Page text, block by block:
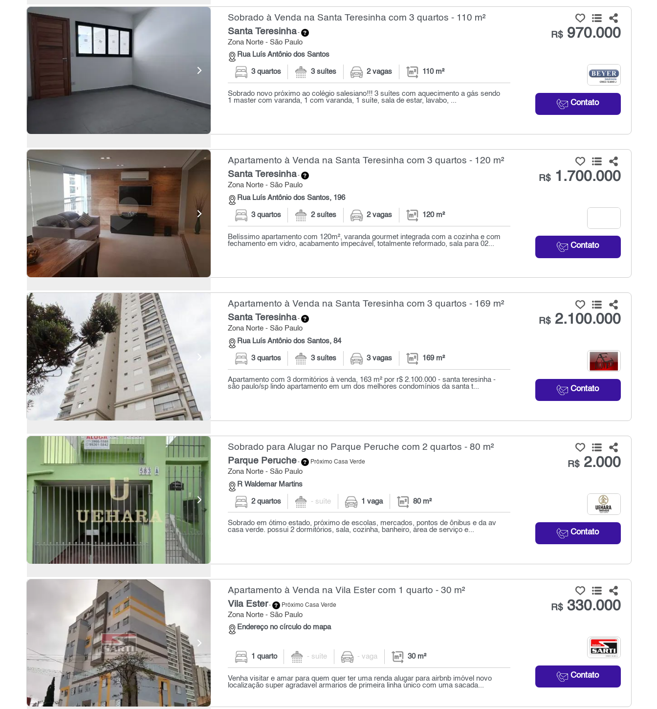
Sobrado à Venda na Santa Teresinha com 3 quartos - 110 m²
Santa Teresinha-
Zona Norte - São Paulo
Rua Luís Antônio dos Santos
R$970.000
Contato
3 quartos 3 suítes 2 vagas 110 m²
Sobrado novo próximo ao colégio salesiano!!! 3 suítes com aquecimento a gás sendo
1 master com varanda, 1 com varanda, 1 suíte, sala de estar, lavabo, ...
Apartamento à Venda na Santa Teresinha com 3 quartos - 120 m²
Santa Teresinha-
Zona Norte - São Paulo
Rua Luís Antônio dos Santos, 196
R$1.700.000
Contato
3 quartos 2 suítes 2 vagas 120 m²
Belíssimo apartamento com 120m², varanda gourmet integrada com a cozinha e com
fechamento em vidro, acabamento impecável, totalmente reformado, sala para 02...
Apartamento à Venda na Santa Teresinha com 3 quartos - 169 m²
Santa Teresinha-
Zona Norte - São Paulo
Rua Luís Antônio dos Santos, 84
R$2.100.000
Contato
3 quartos 3 suítes 3 vagas 169 m²
Apartamento com 3 dormitórios à venda, 163 m² por r$ 2.100.000 - santa teresinha -
são paulo/sp lindo apartamento em um dos melhores condomínios da santa t...
Sobrado para Alugar no Parque Peruche com 2 quartos - 80 m²
Parque Peruche- Próximo Casa Verde
Zona Norte - São Paulo
R Waldemar Martins
R$2.000
Contato
2 quartos - suíte 1 vaga 80 m²
Sobrado em ótimo estado, próximo de escolas, mercados, pontos de ônibus e da av
casa verde. possui 2 dormitórios, sala, cozinha, banheiro, área de serviço e...
Apartamento à Venda na Vila Ester com 1 quarto - 30 m²
Vila Ester- Próximo Casa Verde
Zona Norte - São Paulo
Endereço no círculo do mapa
R$330.000
Contato
1 quarto - suíte - vaga 30 m²
Venha visitar e amar para quem quer ter uma renda alugar para airbnb imóvel novo
localização super agradavel armarios de primeira linha único com uma sacada...